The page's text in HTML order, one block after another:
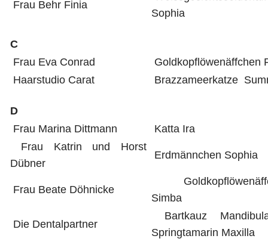
Frau Behr Finia
Sophia
C
Frau Eva Conrad
Goldkopflöwenäffchen
Haarstudio Carat
Brazzameerkatze
D
Frau Marina Dittmann
Katta Ira
Frau Katrin und Horst
Dübner
Erdmännchen Sophia
Frau Beate Döhnicke
Simba
Die Dentalpartner
Bartkauz
Springtamarin Maxilla